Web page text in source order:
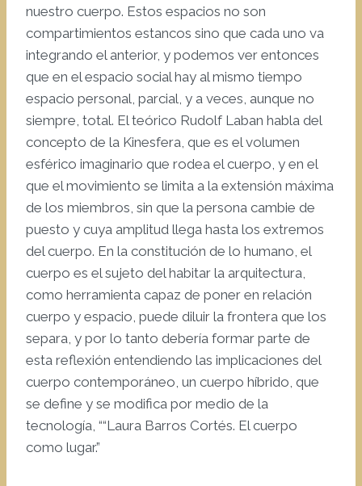
nuestro cuerpo. Estos espacios no son
compartimientos estancos sino que cada uno va
integrando el anterior, y podemos ver entonces
que en el espacio social hay al mismo tiempo
espacio personal, parcial, y a veces, aunque no
siempre, total. El teórico Rudolf Laban habla del
concepto de la Kinesfera, que es el volumen
esférico imaginario que rodea el cuerpo, y en el
que el movimiento se limita a la extensión máxima
de los miembros, sin que la persona cambie de
puesto y cuya amplitud llega hasta los extremos
del cuerpo. En la constitución de lo humano, el
cuerpo es el sujeto del habitar la arquitectura,
como herramienta capaz de poner en relación
cuerpo y espacio, puede diluir la frontera que los
separa, y por lo tanto debería formar parte de
esta reflexión entendiendo las implicaciones del
cuerpo contemporáneo, un cuerpo híbrido, que
se define y se modifica por medio de la
tecnología, ““Laura Barros Cortés. El cuerpo
como lugar.”